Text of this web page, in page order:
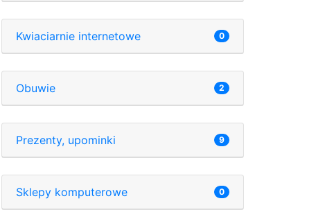
Kwiaciarnie internetowe 0
Obuwie 2
Prezenty, upominki 9
Sklepy komputerowe 0